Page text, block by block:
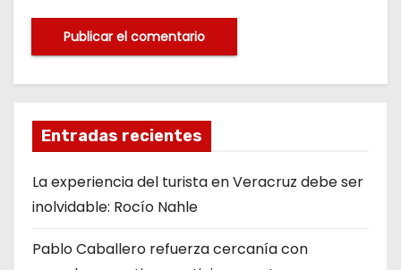
Entradas recientes
La experiencia del turista en Veracruz debe ser
inolvidable: Rocío Nahle
Pablo Caballero refuerza cercanía con